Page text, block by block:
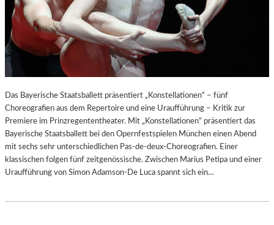
Das Bayerische Staatsballett präsentiert „Konstellationen“ – fünf
Choreografien aus dem Repertoire und eine Uraufführung – Kritik zur
Premiere im Prinzregententheater. Mit „Konstellationen“ präsentiert das
Bayerische Staatsballett bei den Opernfestspielen München einen Abend
mit sechs sehr unterschiedlichen Pas-de-deux-Choreografien. Einer
klassischen folgen fünf zeitgenössische. Zwischen Marius Petipa und einer
Uraufführung von Simon Adamson-De Luca spannt sich ein…